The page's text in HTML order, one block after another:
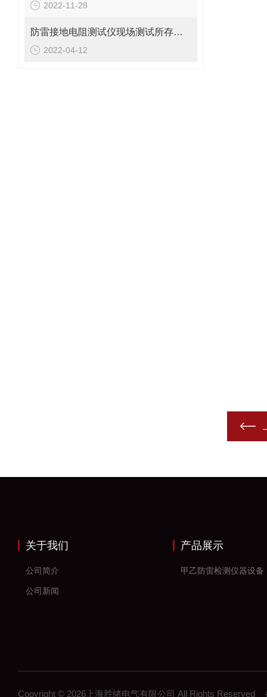
2022-11-28
防雷接地电阻测试仪现场测试所存在的问题
2022-04-12
关于我们
公司简介
公司新闻
产品展示
甲乙防雷检测仪器设备
Copyright © 2026上海胜绪电气有限公司 All Rights Reserved